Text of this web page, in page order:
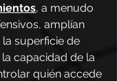
, a menudo
amplían
superficie de
capacidad de la
quién accede